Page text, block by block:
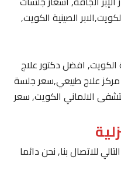
الصينية الكويت,
افضل دكتور علاج
علاج طبيعي,سعر جلسة
الالماني الكويت, سعر
للاتصال بنا, نحن دائما